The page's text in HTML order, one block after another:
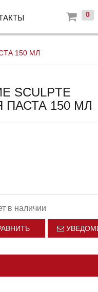
0
150 МЛ
SCULPTE
150 МЛ
в наличии